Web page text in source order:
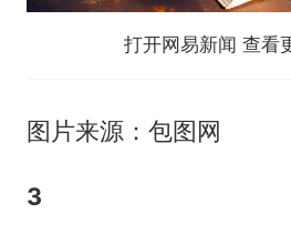
打开网易新闻 查看
图片来源：包图网
3